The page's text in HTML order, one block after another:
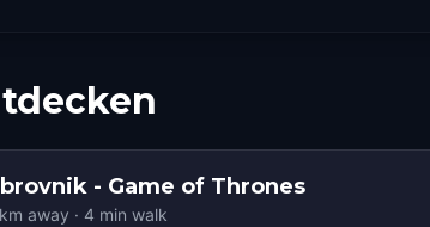
- Game of Thrones
km away · 4 min walk